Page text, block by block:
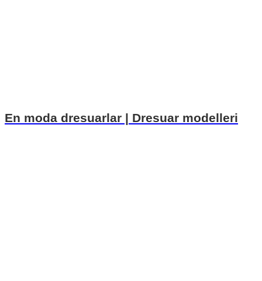
En moda dresuarlar | Dresuar modelleri